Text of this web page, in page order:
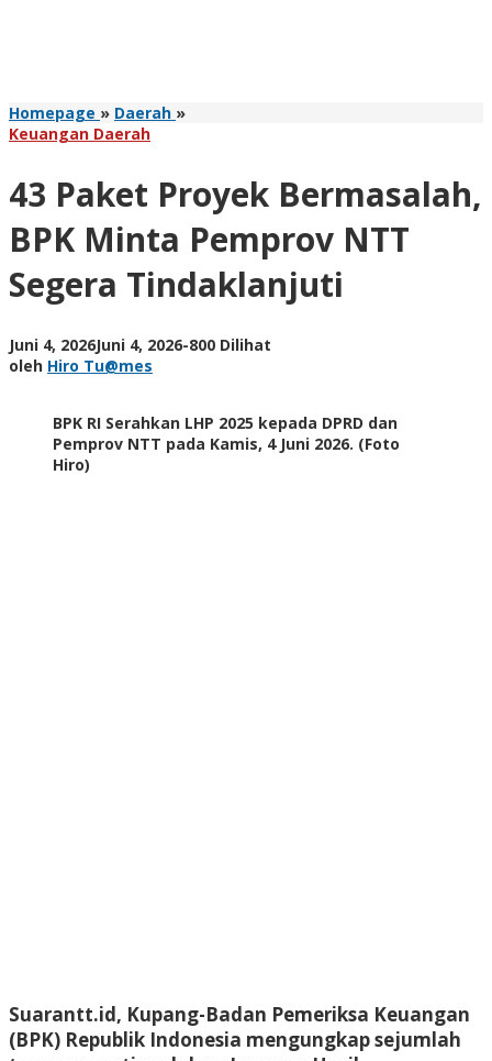
Homepage » Daerah »43
BPK
Minta
Pemprov
NTT
Segera
Tindaklanjuti
Keuangan Daerah
43 Paket Proyek Bermasalah,
BPK Minta Pemprov NTT
Segera Tindaklanjuti
Juni 4, 2026Juni 4, 2026oleh
-800 Dilihat
oleh Hiro Tu@mes
BPK RI Serahkan LHP 2025 kepada DPRD dan
Pemprov NTT pada Kamis, 4 Juni 2026. (Foto
Hiro)
Suarantt.id, Kupang-Badan Pemeriksa Keuangan
(BPK) Republik Indonesia mengungkap sejumlah